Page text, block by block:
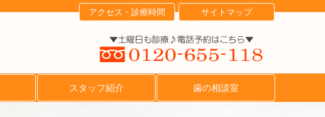
スタッフ紹介 歯の相談室
アクセス・診療時間 サイトマップ